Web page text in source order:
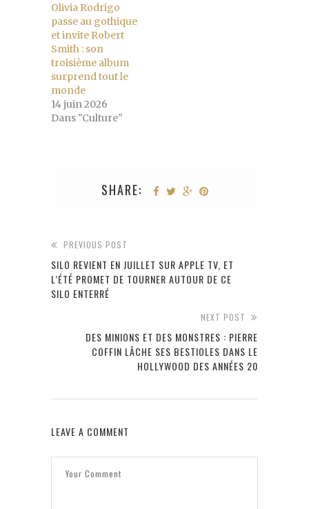
Olivia Rodrigo
passe au gothique
et invite Robert
Smith : son
troisième album
surprend tout le
monde
14 juin 2026
Dans "Culture"
SHARE:
PREVIOUS POST
SILO REVIENT EN JUILLET SUR APPLE TV, ET
L’ÉTÉ PROMET DE TOURNER AUTOUR DE CE
SILO ENTERRÉ
NEXT POST
DES MINIONS ET DES MONSTRES : PIERRE
COFFIN LÂCHE SES BESTIOLES DANS LE
HOLLYWOOD DES ANNÉES 20
LEAVE A COMMENT